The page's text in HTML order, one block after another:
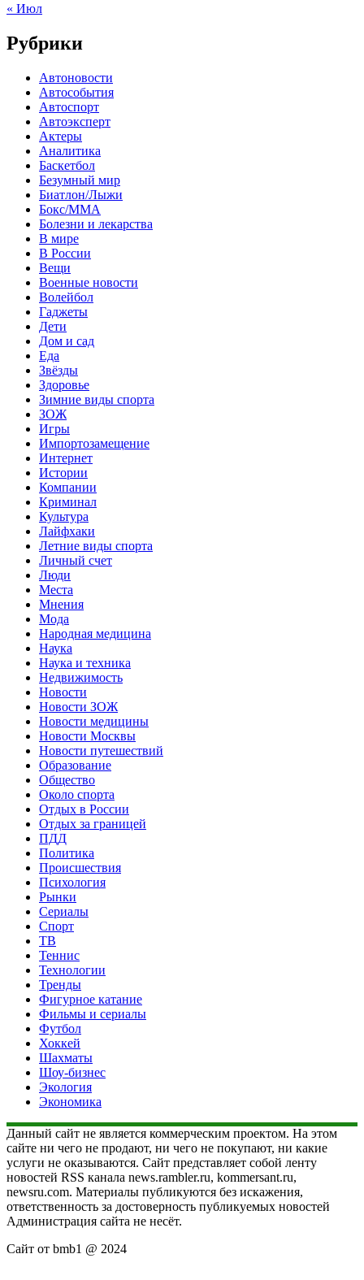
« Июл
Рубрики
Автоновости
Автособытия
Автоспорт
Автоэксперт
Актеры
Аналитика
Баскетбол
Безумный мир
Биатлон/Лыжи
Бокс/MMA
Болезни и лекарства
В мире
В России
Вещи
Военные новости
Волейбол
Гаджеты
Дети
Дом и сад
Еда
Звёзды
Здоровье
Зимние виды спорта
ЗОЖ
Игры
Импортозамещение
Интернет
Истории
Компании
Криминал
Культура
Лайфхаки
Летние виды спорта
Личный счет
Люди
Места
Мнения
Мода
Народная медицина
Наука
Наука и техника
Недвижимость
Новости
Новости ЗОЖ
Новости медицины
Новости Москвы
Новости путешествий
Образование
Общество
Около спорта
Отдых в России
Отдых за границей
ПДД
Политика
Происшествия
Психология
Рынки
Сериалы
Спорт
ТВ
Теннис
Технологии
Тренды
Фигурное катание
Фильмы и сериалы
Футбол
Хоккей
Шахматы
Шоу-бизнес
Экология
Экономика
Данный сайт не является коммерческим проектом. На этом
сайте ни чего не продают, ни чего не покупают, ни какие
услуги не оказываются. Сайт представляет собой ленту
новостей RSS канала news.rambler.ru, kommersant.ru,
newsru.com. Материалы публикуются без искажения,
ответственность за достоверность публикуемых новостей
Администрация сайта не несёт.
Сайт от bmb1 @ 2024